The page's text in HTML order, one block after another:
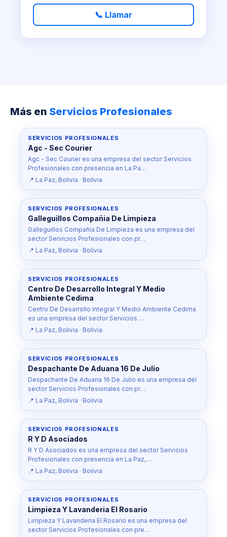
📞 Llamar
Más en Servicios Profesionales
SERVICIOS PROFESIONALES
Agc - Sec Courier
Agc - Sec Courier es una empresa del sector Servicios
Profesionales con presencia en La Pa…
📍 La Paz, Bolivia · Bolivia
SERVICIOS PROFESIONALES
Galleguillos Compañia De Limpieza
Galleguillos Compañia De Limpieza es una empresa del
sector Servicios Profesionales con pr…
📍 La Paz, Bolivia · Bolivia
SERVICIOS PROFESIONALES
Centro De Desarrollo Integral Y Medio
Ambiente Cedima
Centro De Desarrollo Integral Y Medio Ambiente Cedima
es una empresa del sector Servicios …
📍 La Paz, Bolivia · Bolivia
SERVICIOS PROFESIONALES
Despachante De Aduana 16 De Julio
Despachante De Aduana 16 De Julio es una empresa del
sector Servicios Profesionales con pr…
📍 La Paz, Bolivia · Bolivia
SERVICIOS PROFESIONALES
R Y D Asociados
R Y D Asociados es una empresa del sector Servicios
Profesionales con presencia en La Paz,…
📍 La Paz, Bolivia · Bolivia
SERVICIOS PROFESIONALES
Limpieza Y Lavanderia El Rosario
Limpieza Y Lavanderia El Rosario es una empresa del
sector Servicios Profesionales con pre…